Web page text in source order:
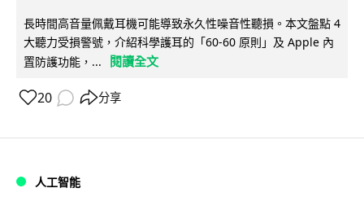
長時間高音量佩戴耳機可能導致永久性噪音性聽損。本文盤點 4
大聽力受損警號，介紹科學護耳的「60-60 原則」及 Apple 內
置防護功能，...
閱讀全文
20 分享
人工智能